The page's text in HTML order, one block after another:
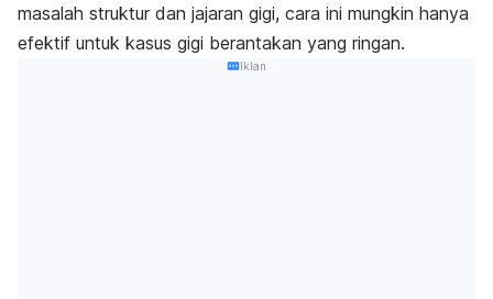
masalah struktur dan jajaran gigi, cara ini mungkin hanya
efektif untuk kasus gigi berantakan yang ringan.
Iklan